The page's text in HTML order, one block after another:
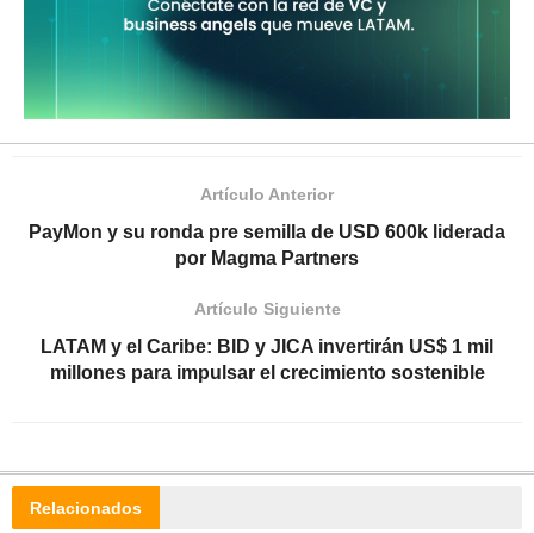
Artículo Anterior
PayMon y su ronda pre semilla de USD 600k liderada
por Magma Partners
Artículo Siguiente
LATAM y el Caribe: BID y JICA invertirán US$ 1 mil
millones para impulsar el crecimiento sostenible
Relacionados